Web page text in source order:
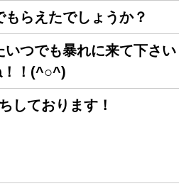
もらえたでしょうか？
いつでも暴れに来て下さい
！！(^○^)
しております！